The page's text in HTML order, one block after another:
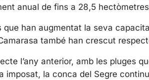
anual de fins a 28,5
han augmentat la seva
també han crescut
l’any anterior, amb les pluges
imposat, la conca del Segre